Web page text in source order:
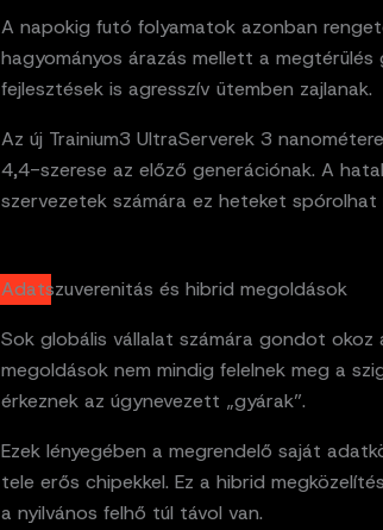
A napokig futó folyamatok azonban
hagyományos árazás mellett a megtérülés
fejlesztések is agresszív ütemben zajlanak.
Az új Trainium3 UltraServerek 3
4,4-szerese az előző generációnak. A
szervezetek számára ez heteket
Adatszuverenitás és hibrid megoldások
Sok globális vállalat számára gondot okoz
megoldások nem mindig felelnek meg a
érkeznek az úgynevezett „gyárak”.
Ezek lényegében a megrendelő saját
tele erős chipekkel. Ez a hibrid
a nyilvános felhő túl távol van.